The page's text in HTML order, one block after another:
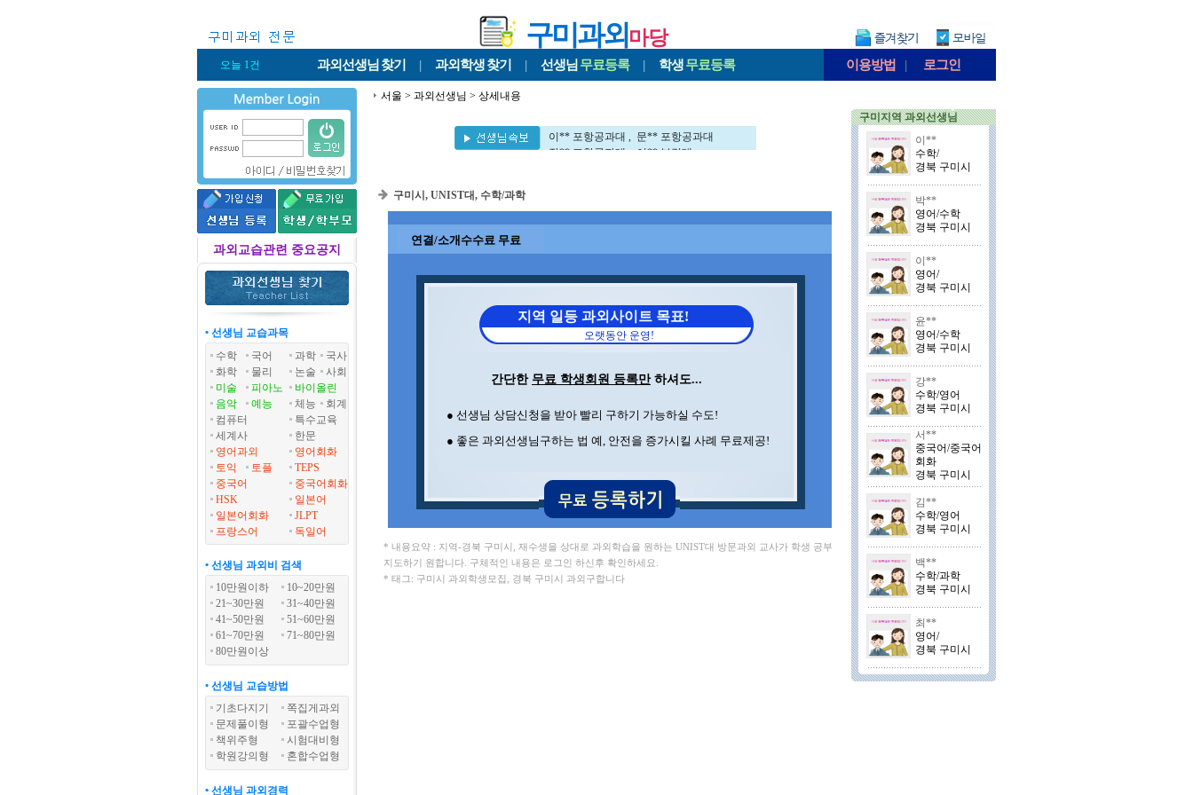
구미과외마당
오늘 1건 과외선생님 찾기 | 과외학생찾기 | 선생님 무료등록 | 학생무료등록 이용방법 | 로그인
과외교습관련 중요공지
• 선생님 교습과목
수학
국어 과학
국사
화학
물리 논술
사회
미술
피아노
바이올린
음악
예능 체능
회계
컴퓨터
특수교육
세계사
한문
영어과외
영어회화
토익
토플
TEPS
중국어
중국어회화
HSK
일본어
일본어회화
JLPT
프랑스어
독일어
• 선생님 과외비 검색
10만원이하
10~20만원
21~30만원
31~40만원
41~50만원
51~60만원
61~70만원
71~80만원
80만원이상
• 선생님 교습방법
기초다지기
쪽집게과외
문제풀이형
포괄수업형
책위주형
시험대비형
학원강의형
혼합수업형
• 선생님 과외경력
서울 > 과외선생님 > 상세내용
이** 포항공과대 , 문** 포항공과대
장** 포항공과대 , 이** 부경대
김** 뉴욕대 , 구** 경북대
차** 포항공과대 , 이** UNIST대
이** 포항공과대 , 문** 포항공과대
장** 포항공과대 , 이** 부경대
김** 포항공과대 , 김** 포항공과대
김** 포항공과대 , 김** 포항공과대
김** 뉴욕대 , 구** 경북대
이** 포항공과대 , 전** 포항공과대
이** 서강대 , 정** 포항공과대
구미시, UNIST대, 수학/과학
연결/소개수수료 무료
지역 일등 과외사이트 목표!
오랫동안 운영!
간단한 무료 학생회원 등록만하셔도...
● 선생님 상담신청을 받아 빨리 구하기 가능하실 수도!
● 좋은 과외선생님구하는 법 예, 안전을 증가시킬 사례 무료제공!
* 내용요약 : 지역-경북 구미시, 재수생을 상대로 과외학습을 원하는 UNIST대 방문과외 교사가 학생 공부
지도하기 원합니다. 구체적인 내용은 로그인 하신후 확인하세요.
* 태그: 구미시 과외학생모집, 경북 구미시 과외구합니다
구미지역 과외선생님
이**
수학/
경북 구미시
박**
영어/수학
경북 구미시
이**
영어/
경북 구미시
윤**
영어/수학
경북 구미시
강**
수학/영어
경북 구미시
서**
중국어/중국어
회화
경북 구미시
김**
수학/영어
경북 구미시
백**
수학/과학
경북 구미시
최**
영어/
경북 구미시